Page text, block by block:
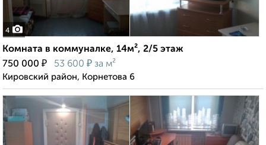
4
Комната в коммуналке, 14м², 2/5 этаж
750 000 ₽ 53 600 ₽ за м²
Кировский район, Корнетова 6